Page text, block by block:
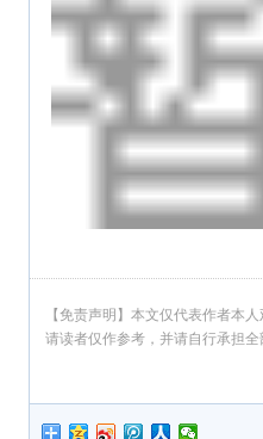
【免责声明】本文仅代表作者本
请读者仅作参考，并请自行承担全